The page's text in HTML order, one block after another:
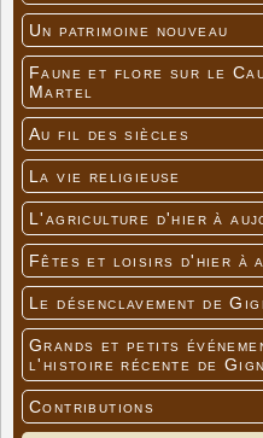
Un patrimoine nouveau
Faune et flore sur le
Martel
Au fil des siècles
La vie religieuse
L'agriculture d'hier à
Fêtes et loisirs d'hier à
Le désenclavement de
Grands et petits
l'histoire récente de
Contributions